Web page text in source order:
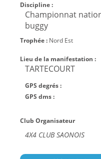
Discipline :
Championnat
buggy
Trophée : Nord Est
Lieu de la manifestation :
TARTECOURT
GPS degrés :
GPS dms :
Club Organisateur
4X4 CLUB SAONOIS